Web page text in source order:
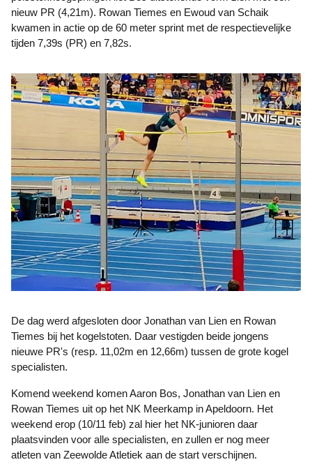
nieuw PR (4,21m). Rowan Tiemes en Ewoud van Schaik
kwamen in actie op de 60 meter sprint met de respectievelijke
tijden 7,39s (PR) en 7,82s.
De dag werd afgesloten door Jonathan van Lien en Rowan
Tiemes bij het kogelstoten. Daar vestigden beide jongens
nieuwe PR's (resp. 11,02m en 12,66m) tussen de grote kogel
specialisten.
Komend weekend komen Aaron Bos, Jonathan van Lien en
Rowan Tiemes uit op het NK Meerkamp in Apeldoorn. Het
weekend erop (10/11 feb) zal hier het NK-junioren daar
plaatsvinden voor alle specialisten, en zullen er nog meer
atleten van Zeewolde Atletiek aan de start verschijnen.